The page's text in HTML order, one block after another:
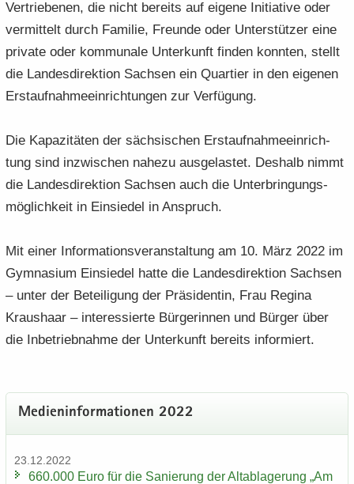
Ver­trie­be­nen, die nicht be­reits auf ei­ge­ne In­itia­ti­ve oder
ver­mit­telt durch Fa­mi­lie, Freun­de oder Un­ter­stüt­zer eine
pri­va­te oder kom­mu­na­le Un­ter­kunft fin­den konn­ten, stellt
die Lan­des­di­rek­ti­on Sach­sen ein Quar­tier in den ei­ge­nen
Erst­auf­nah­me­ein­rich­tun­gen zur Ver­fü­gung.
Die Ka­pa­zi­tä­ten der säch­si­schen Erst­auf­nah­me­ein­rich­
tung sind in­zwi­schen na­he­zu aus­ge­las­tet. Des­halb nimmt
die Lan­des­di­rek­ti­on Sach­sen auch die Un­ter­brin­gungs­
mög­lich­keit in Ein­sie­del in An­spruch.
Mit einer In­for­ma­ti­ons­ver­an­stal­tung am 10. März 2022 im
Gym­na­si­um Ein­sie­del hatte die Lan­des­di­rek­ti­on Sach­sen
– unter der Be­tei­li­gung der Prä­si­den­tin, Frau Re­gi­na
Kraus­haar – in­ter­es­sier­te Bür­ge­rin­nen und Bür­ger über
die In­be­trieb­nah­me der Un­ter­kunft be­reits in­for­miert.
Me­di­en­in­for­ma­tio­nen 2022
23.12.2022
660.000 Euro für die Sa­nie­rung der Alt­ab­la­ge­rung „Am